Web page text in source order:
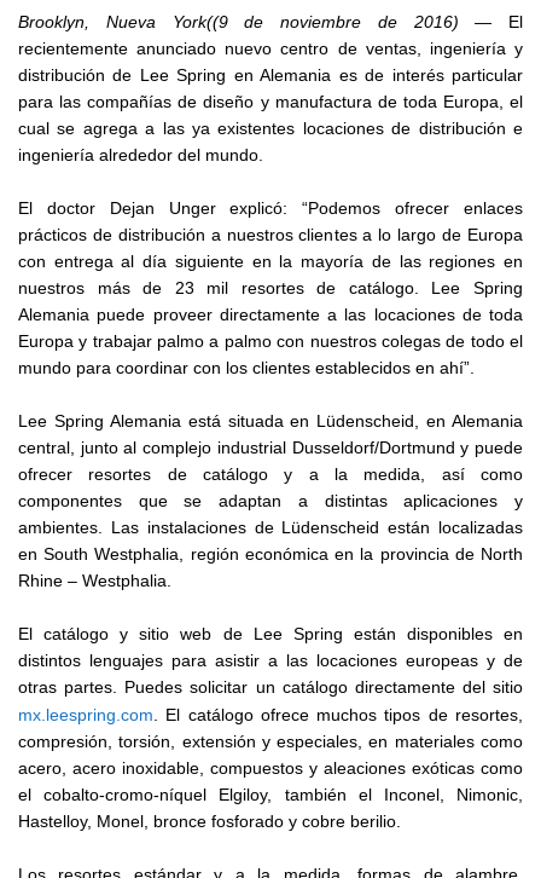
Brooklyn, Nueva York((9 de noviembre de 2016) — El
recientemente anunciado nuevo centro de ventas, ingeniería y
distribución de Lee Spring en Alemania es de interés particular
para las compañías de diseño y manufactura de toda Europa, el
cual se agrega a las ya existentes locaciones de distribución e
ingeniería alrededor del mundo.
El doctor Dejan Unger explicó: “Podemos ofrecer enlaces
prácticos de distribución a nuestros clientes a lo largo de Europa
con entrega al día siguiente en la mayoría de las regiones en
nuestros más de 23 mil resortes de catálogo. Lee Spring
Alemania puede proveer directamente a las locaciones de toda
Europa y trabajar palmo a palmo con nuestros colegas de todo el
mundo para coordinar con los clientes establecidos en ahí”.
Lee Spring Alemania está situada en Lüdenscheid, en Alemania
central, junto al complejo industrial Dusseldorf/Dortmund y puede
ofrecer resortes de catálogo y a la medida, así como
componentes que se adaptan a distintas aplicaciones y
ambientes. Las instalaciones de Lüdenscheid están localizadas
en South Westphalia, región económica en la provincia de North
Rhine – Westphalia.
El catálogo y sitio web de Lee Spring están disponibles en
distintos lenguajes para asistir a las locaciones europeas y de
otras partes. Puedes solicitar un catálogo directamente del sitio
mx.leespring.com. El catálogo ofrece muchos tipos de resortes,
compresión, torsión, extensión y especiales, en materiales como
acero, acero inoxidable, compuestos y aleaciones exóticas como
el cobalto-cromo-níquel Elgiloy, también el Inconel, Nimonic,
Hastelloy, Monel, bronce fosforado y cobre berilio.